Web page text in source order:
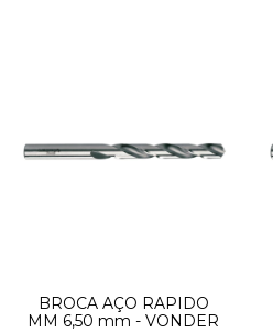
BROCA AÇO RAPIDO
MM 6,50 mm - VONDER